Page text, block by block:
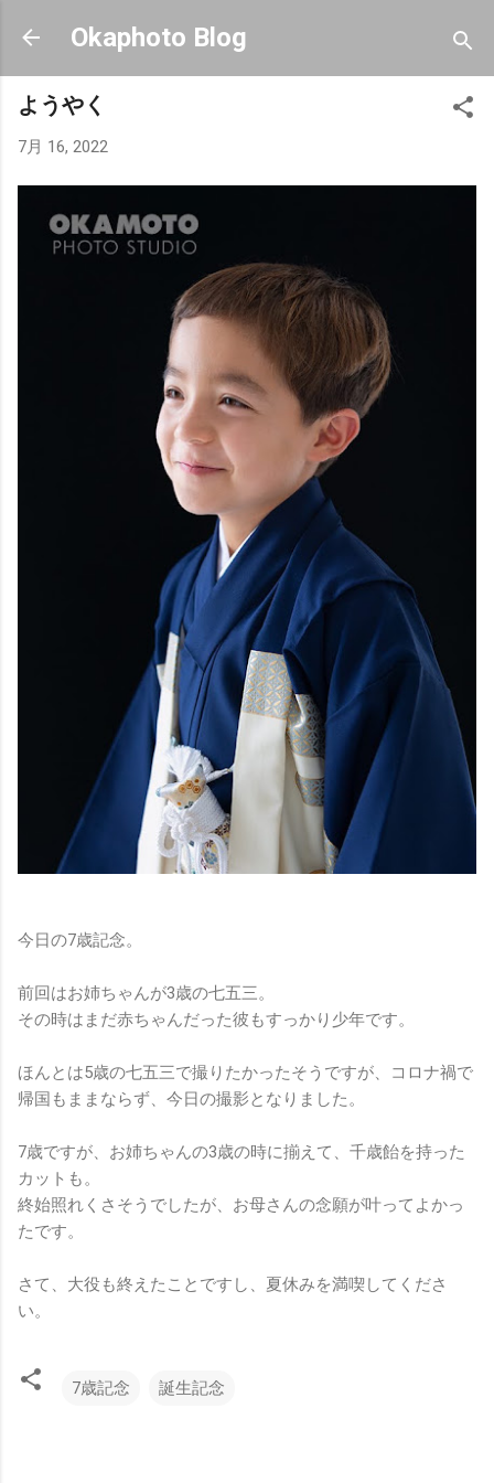
スキップしてメイン コンテンツに移動
Okaphoto Blog
ようやく
7月 16, 2022
今日の7歳記念。
前回はお姉ちゃんが3歳の七五三。
その時はまだ赤ちゃんだった彼もすっかり少年です。
ほんとは5歳の七五三で撮りたかったそうですが、コロナ禍で
帰国もままならず、今日の撮影となりました。
7歳ですが、お姉ちゃんの3歳の時に揃えて、千歳飴を持った
カットも。
終始照れくさそうでしたが、お母さんの念願が叶ってよかっ
たです。
さて、大役も終えたことですし、夏休みを満喫してくださ
い。
7歳記念 誕生記念